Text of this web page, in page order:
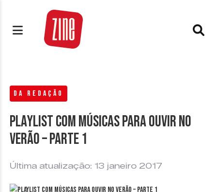
DA REDAÇÃO
Playlist com músicas para ouvir no
verão – parte 1
Última atualização: 13 janeiro 2017